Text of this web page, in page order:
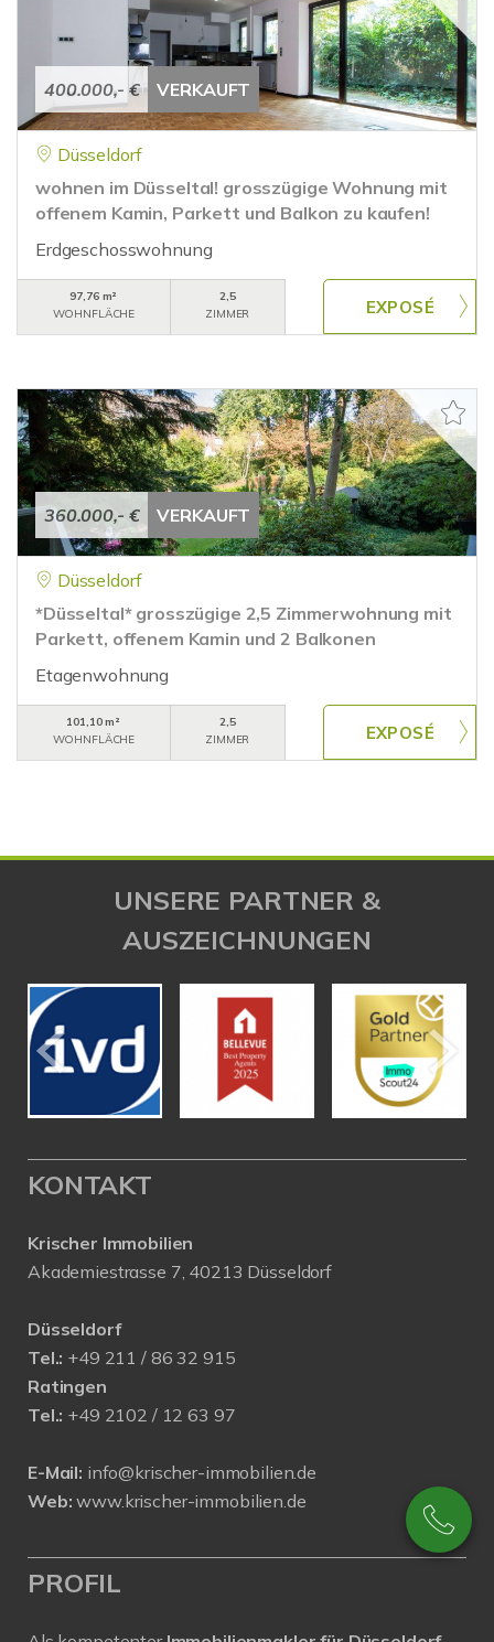
400.000,- € VERKAUFT
Düsseldorf
wohnen im Düsseltal! grosszügige Wohnung mit
offenem Kamin, Parkett und Balkon zu kaufen!
Erdgeschosswohnung
97,76 m²
WOHNFLÄCHE
2,5
ZIMMER
360.000,- € VERKAUFT
Düsseldorf
*Düsseltal* grosszügige 2,5 Zimmerwohnung mit
Parkett, offenem Kamin und 2 Balkonen
Etagenwohnung
101,10 m²
WOHNFLÄCHE
2,5
ZIMMER
UNSERE PARTNER &
AUSZEICHNUNGEN
KONTAKT
Krischer Immobilien
Akademiestrasse 7, 40213 Düsseldorf
Düsseldorf
Tel.: +49 211 / 86 32 915
Ratingen
Tel.: +49 2102 / 12 63 97
E-Mail: info@krischer-immobilien.de
Web: www.krischer-immobilien.de
PROFIL